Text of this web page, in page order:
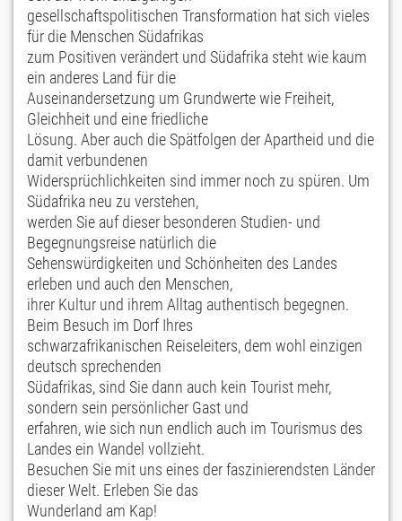
gesellschaftspolitischen Transformation hat sich vieles
für die Menschen Südafrikas
zum Positiven verändert und Südafrika steht wie kaum
ein anderes Land für die
Auseinandersetzung um Grundwerte wie Freiheit,
Gleichheit und eine friedliche
Lösung. Aber auch die Spätfolgen der Apartheid und die
damit verbundenen
Widersprüchlichkeiten sind immer noch zu spüren. Um
Südafrika neu zu verstehen,
werden Sie auf dieser besonderen Studien- und
Begegnungsreise natürlich die
Sehenswürdigkeiten und Schönheiten des Landes
erleben und auch den Menschen,
ihrer Kultur und ihrem Alltag authentisch begegnen.
Beim Besuch im Dorf Ihres
schwarzafrikanischen Reiseleiters, dem wohl einzigen
deutsch sprechenden
Südafrikas, sind Sie dann auch kein Tourist mehr,
sondern sein persönlicher Gast und
erfahren, wie sich nun endlich auch im Tourismus des
Landes ein Wandel vollzieht.
Besuchen Sie mit uns eines der faszinierendsten Länder
dieser Welt. Erleben Sie das
Wunderland am Kap!